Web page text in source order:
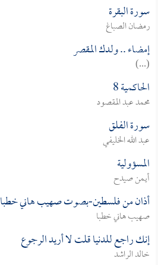
سورة البقرة
رمضان الصباغ
إمضاء .. ولدك المقصر
(...)
الحاكمية 8
محمد عبد المقصود
سورة الفلق
عبد الله الخليفي
المسؤولية
أيمن صيدح
أذان من فلسطين-بصوت صهيب هاني خطبا
صهيب هاني خطبا
إنك راجع للدنيا قلت لا أريد الرجوع
خالد الراشد